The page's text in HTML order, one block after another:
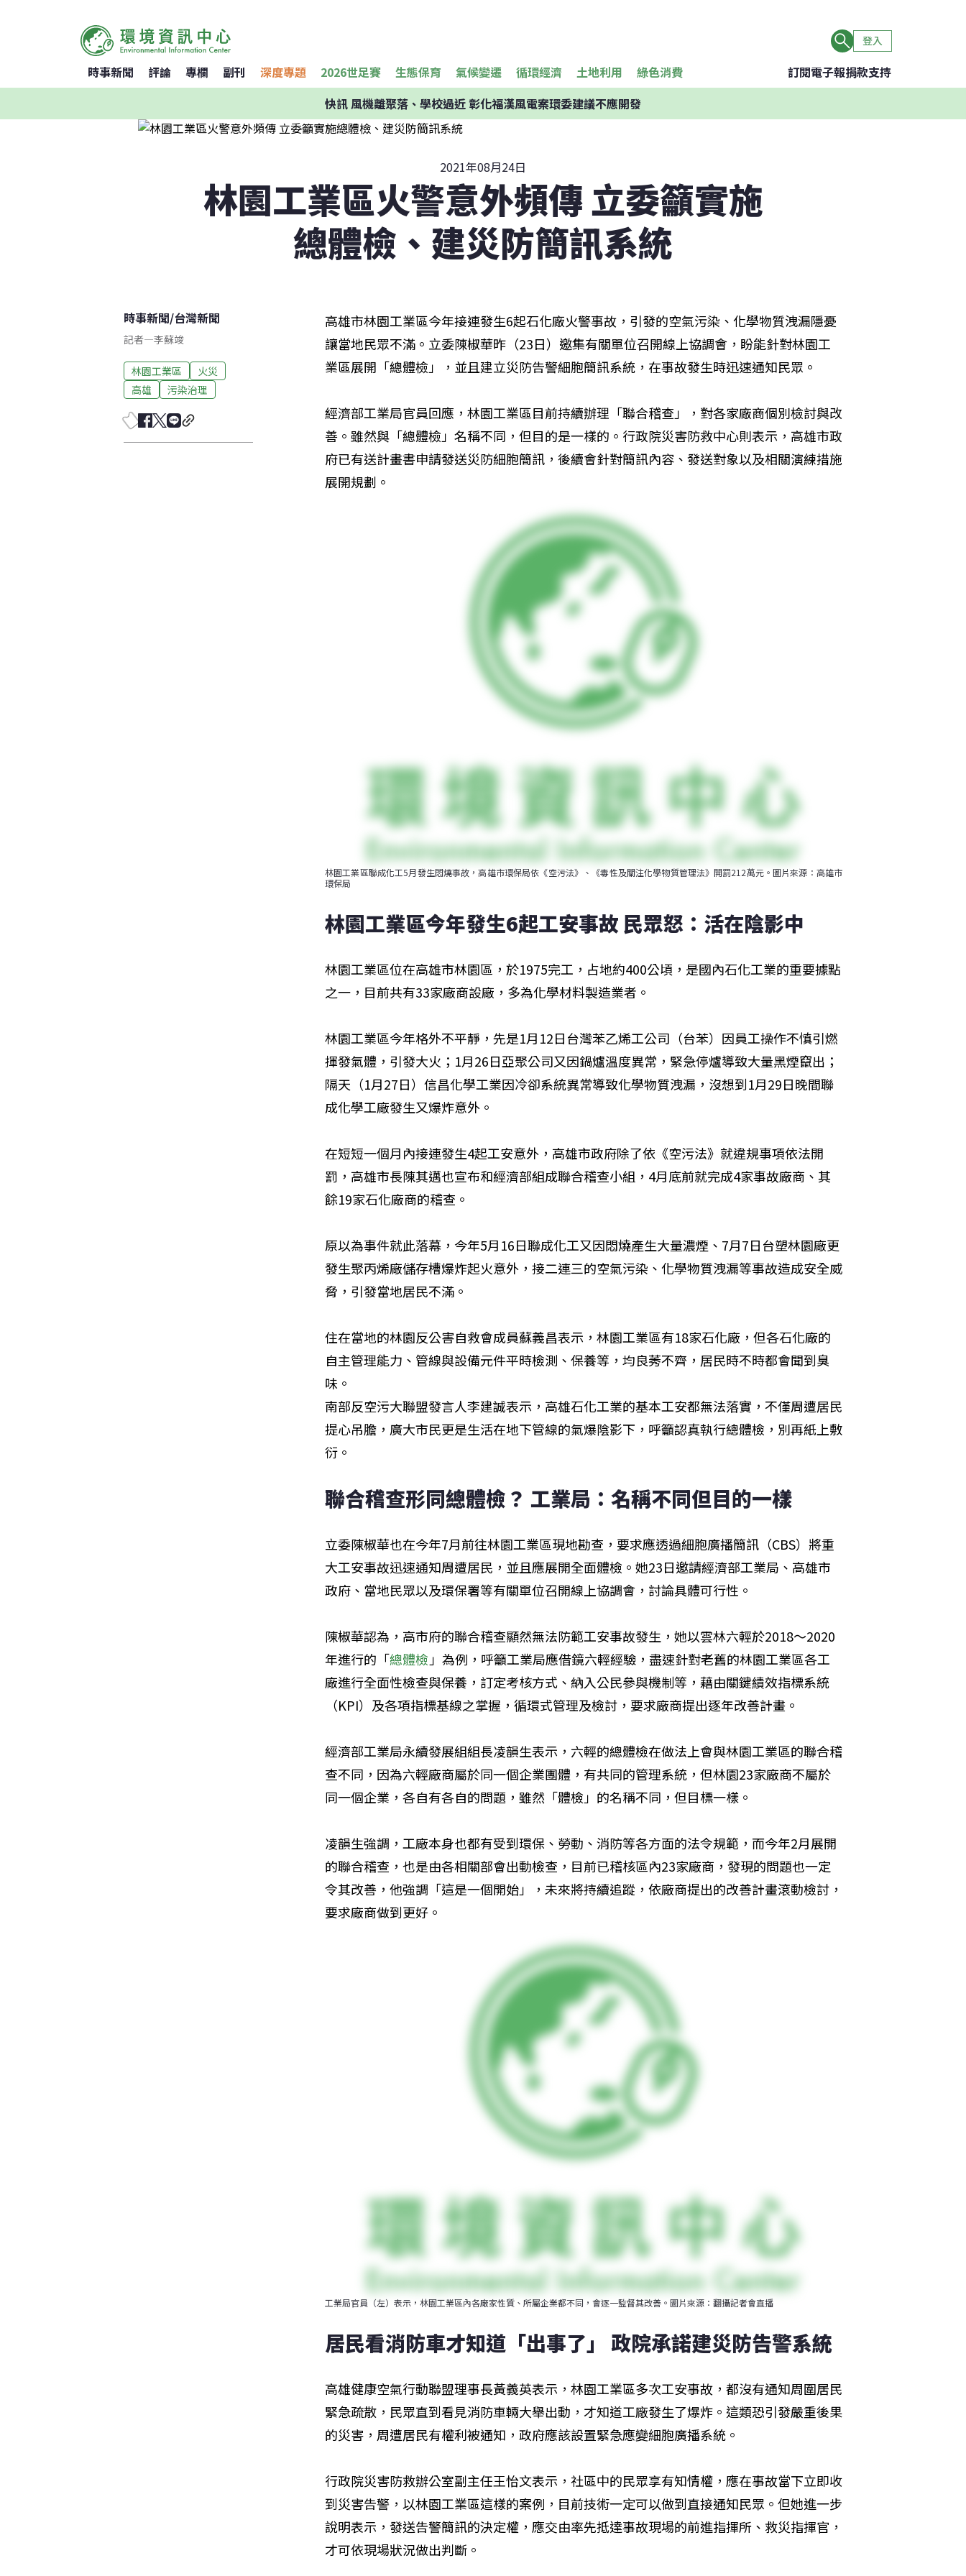
登入
時事新聞 評論 專欄 副刊 深度專題 2026世足賽 生態保育 氣候變遷 循環經濟 土地利用 綠色消費 訂閱電子報捐款支持
快訊風機離聚落、學校過近 彰化福漢風電案環委建議不應開發
2021年08月24日
林園工業區火警意外頻傳 立委籲實施
總體檢、建災防簡訊系統
時事新聞/台灣新聞
記者—李蘇竣
林園工業區
火災
高雄
污染治理
高雄市林園工業區今年接連發生6起石化廠火警事故，引發的空氣污染、化學物質洩漏隱憂
讓當地民眾不滿。立委陳椒華昨（23日）邀集有關單位召開線上協調會，盼能針對林園工
業區展開「總體檢」，並且建立災防告警細胞簡訊系統，在事故發生時迅速通知民眾。
經濟部工業局官員回應，林園工業區目前持續辦理「聯合稽查」，對各家廠商個別檢討與改
善。雖然與「總體檢」名稱不同，但目的是一樣的。行政院災害防救中心則表示，高雄市政
府已有送計畫書申請發送災防細胞簡訊，後續會針對簡訊內容、發送對象以及相關演練措施
展開規劃。
林園工業區聯成化工5月發生悶燒事故，高雄市環保局依《空污法》、《毒性及關注化學物質管理法》開罰212萬元。圖片來源：高雄市
環保局
林園工業區今年發生6起工安事故 民眾怒：活在陰影中
林園工業區位在高雄市林園區，於1975完工，占地約400公頃，是國內石化工業的重要據點
之一，目前共有33家廠商設廠，多為化學材料製造業者。
林園工業區今年格外不平靜，先是1月12日台灣苯乙烯工公司（台苯）因員工操作不慎引燃
揮發氣體，引發大火；1月26日亞聚公司又因鍋爐溫度異常，緊急停爐導致大量黑煙竄出；
隔天（1月27日）信昌化學工業因冷卻系統異常導致化學物質洩漏，沒想到1月29日晚間聯
成化學工廠發生又爆炸意外。
在短短一個月內接連發生4起工安意外，高雄市政府除了依《空污法》就違規事項依法開
罰，高雄市長陳其邁也宣布和經濟部組成聯合稽查小組，4月底前就完成4家事故廠商、其
餘19家石化廠商的稽查。
原以為事件就此落幕，今年5月16日聯成化工又因悶燒產生大量濃煙、7月7日台塑林園廠更
發生聚丙烯廠儲存槽爆炸起火意外，接二連三的空氣污染、化學物質洩漏等事故造成安全威
脅，引發當地居民不滿。
住在當地的林園反公害自救會成員蘇義昌表示，林園工業區有18家石化廠，但各石化廠的
自主管理能力、管線與設備元件平時檢測、保養等，均良莠不齊，居民時不時都會聞到臭
味。
南部反空污大聯盟發言人李建誠表示，高雄石化工業的基本工安都無法落實，不僅周遭居民
提心吊膽，廣大市民更是生活在地下管線的氣爆陰影下，呼籲認真執行總體檢，別再紙上敷
衍。
聯合稽查形同總體檢？ 工業局：名稱不同但目的一樣
立委陳椒華也在今年7月前往林園工業區現地勘查，要求應透過細胞廣播簡訊（CBS）將重
大工安事故迅速通知周遭居民，並且應展開全面體檢。她23日邀請經濟部工業局、高雄市
政府、當地民眾以及環保署等有關單位召開線上協調會，討論具體可行性。
陳椒華認為，高市府的聯合稽查顯然無法防範工安事故發生，她以雲林六輕於2018～2020
年進行的「總體檢」為例，呼籲工業局應借鏡六輕經驗，盡速針對老舊的林園工業區各工
廠進行全面性檢查與保養，訂定考核方式、納入公民參與機制等，藉由關鍵績效指標系統
（KPI）及各項指標基線之掌握，循環式管理及檢討，要求廠商提出逐年改善計畫。
經濟部工業局永續發展組組長凌韻生表示，六輕的總體檢在做法上會與林園工業區的聯合稽
查不同，因為六輕廠商屬於同一個企業團體，有共同的管理系統，但林園23家廠商不屬於
同一個企業，各自有各自的問題，雖然「體檢」的名稱不同，但目標一樣。
凌韻生強調，工廠本身也都有受到環保、勞動、消防等各方面的法令規範，而今年2月展開
的聯合稽查，也是由各相關部會出動檢查，目前已稽核區內23家廠商，發現的問題也一定
令其改善，他強調「這是一個開始」，未來將持續追蹤，依廠商提出的改善計畫滾動檢討，
要求廠商做到更好。
工業局官員（左）表示，林園工業區內各廠家性質、所屬企業都不同，會逐一監督其改善。圖片來源：翻攝記者會直播
居民看消防車才知道「出事了」 政院承諾建災防告警系統
高雄健康空氣行動聯盟理事長黃義英表示，林園工業區多次工安事故，都沒有通知周圍居民
緊急疏散，民眾直到看見消防車輛大舉出動，才知道工廠發生了爆炸。這類恐引發嚴重後果
的災害，周遭居民有權利被通知，政府應該設置緊急應變細胞廣播系統。
行政院災害防救辦公室副主任王怡文表示，社區中的民眾享有知情權，應在事故當下立即收
到災害告警，以林園工業區這樣的案例，目前技術一定可以做到直接通知民眾。但她進一步
說明表示，發送告警簡訊的決定權，應交由率先抵達事故現場的前進指揮所、救災指揮官，
才可依現場狀況做出判斷。